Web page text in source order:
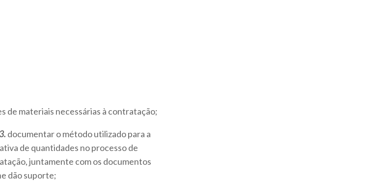
de materiais necessárias à contratação;
documentar o método utilizado para a
de quantidades no processo de
juntamente com os documentos
dão suporte;